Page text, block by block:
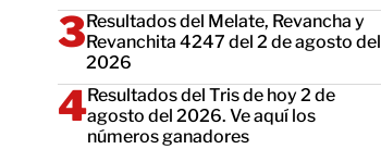
Resultados del Melate, Revancha y
Revanchita 4247 del 2 de agosto del
2026
Resultados del Tris de hoy 2 de
agosto del 2026. Ve aquí los
números ganadores